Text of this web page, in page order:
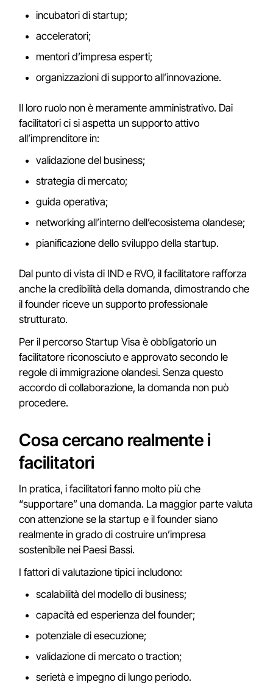
incubatori di startup;
acceleratori;
mentori d’impresa esperti;
organizzazioni di supporto all’innovazione.
Il loro ruolo non è meramente amministrativo. Dai
facilitatori ci si aspetta un supporto attivo
all’imprenditore in:
validazione del business;
strategia di mercato;
guida operativa;
networking all’interno dell’ecosistema olandese;
pianificazione dello sviluppo della startup.
Dal punto di vista di IND e RVO, il facilitatore rafforza
anche la credibilità della domanda, dimostrando che
il founder riceve un supporto professionale
strutturato.
Per il percorso Startup Visa è obbligatorio un
facilitatore riconosciuto e approvato secondo le
regole di immigrazione olandesi. Senza questo
accordo di collaborazione, la domanda non può
procedere.
Cosa cercano realmente i
facilitatori
In pratica, i facilitatori fanno molto più che
“supportare” una domanda. La maggior parte valuta
con attenzione se la startup e il founder siano
realmente in grado di costruire un’impresa
sostenibile nei Paesi Bassi.
I fattori di valutazione tipici includono:
scalabilità del modello di business;
capacità ed esperienza del founder;
potenziale di esecuzione;
validazione di mercato o traction;
serietà e impegno di lungo periodo.